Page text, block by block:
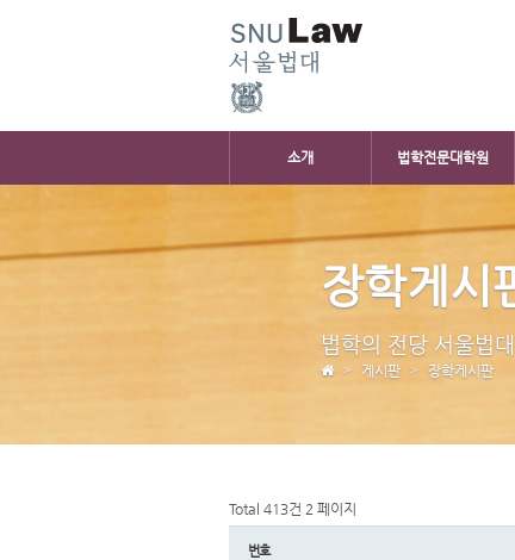
소개 법학전문대학원
장학게시
법학의 전당 서울법
게시판 장학게시판
Total 413건 2 페이지
번호